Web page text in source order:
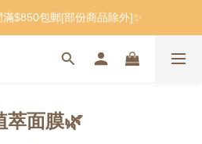
$850包郵[部份商品除外]✨
萃面膜🌿